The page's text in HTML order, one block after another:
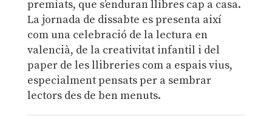
premiats, que s’enduran llibres cap a casa.
La jornada de dissabte es presenta així
com una celebració de la lectura en
valencià, de la creativitat infantil i del
paper de les llibreries com a espais vius,
especialment pensats per a sembrar
lectors des de ben menuts.